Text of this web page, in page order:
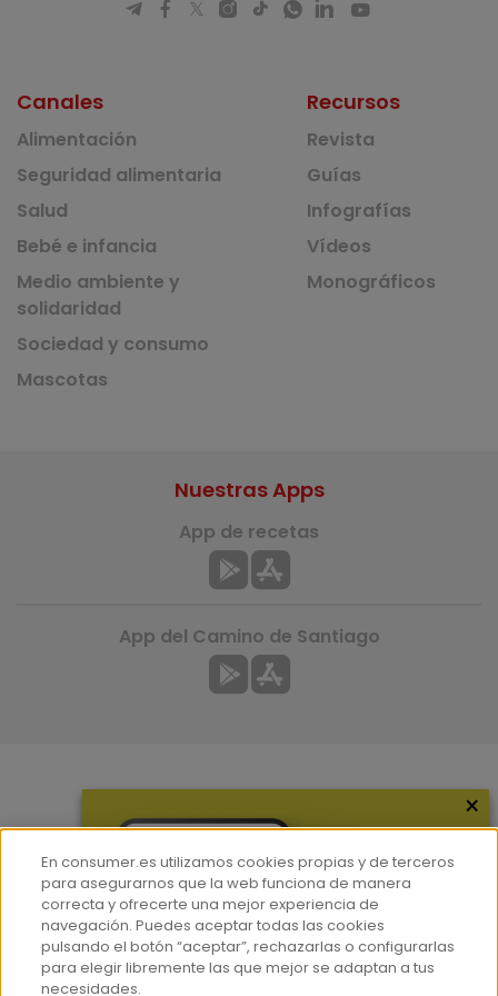
Canales
Alimentación
Seguridad alimentaria
Salud
Bebé e infancia
Medio ambiente y
solidaridad
Sociedad y consumo
Mascotas
Recursos
Revista
Guías
Infografías
Vídeos
Monográficos
Hemeroteca
Contacto
Prensa
Corpus Lingüístico Consumer
Nuestras Apps
App de recetas
App del Camino de Santiago
×
En consumer.es utilizamos cookies propias y de terceros
para asegurarnos que la web funciona de manera
correcta y ofrecerte una mejor experiencia de
navegación. Puedes aceptar todas las cookies
pulsando el botón “aceptar”, rechazarlas o configurarlas
para elegir libremente las que mejor se adaptan a tus
necesidades.